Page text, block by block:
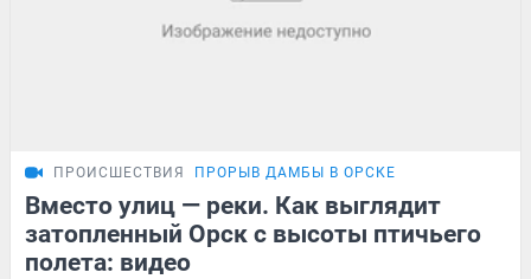
ПРОИСШЕСТВИЯ ПРОРЫВ ДАМБЫ В ОРСКЕ
Вместо улиц — реки. Как выглядит
затопленный Орск с высоты птичьего
полета: видео